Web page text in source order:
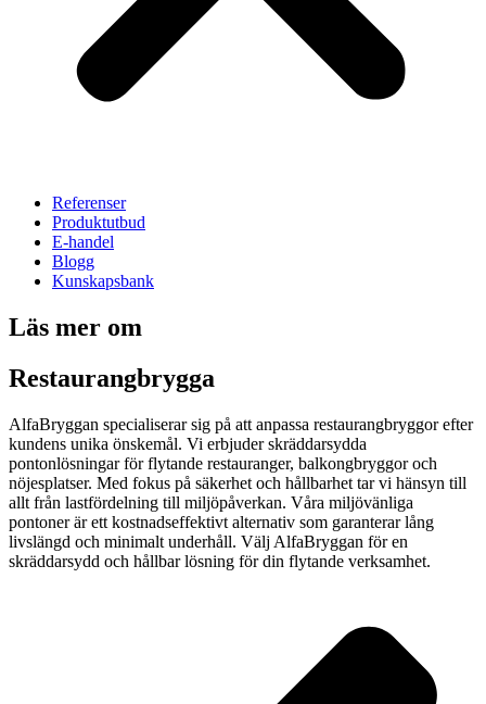
Referenser
Produktutbud
E-handel
Blogg
Kunskapsbank
Läs mer om
Restaurangbrygga
AlfaBryggan specialiserar sig på att anpassa restaurangbryggor efter
kundens unika önskemål. Vi erbjuder skräddarsydda
pontonlösningar för flytande restauranger, balkongbryggor och
nöjesplatser. Med fokus på säkerhet och hållbarhet tar vi hänsyn till
allt från lastfördelning till miljöpåverkan. Våra miljövänliga
pontoner är ett kostnadseffektivt alternativ som garanterar lång
livslängd och minimalt underhåll. Välj AlfaBryggan för en
skräddarsydd och hållbar lösning för din flytande verksamhet.